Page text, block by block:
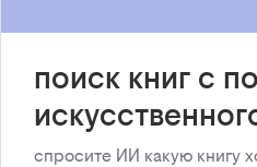
поиск книг с
спросите ИИ какую книгу